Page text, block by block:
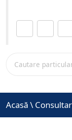
Acasă \